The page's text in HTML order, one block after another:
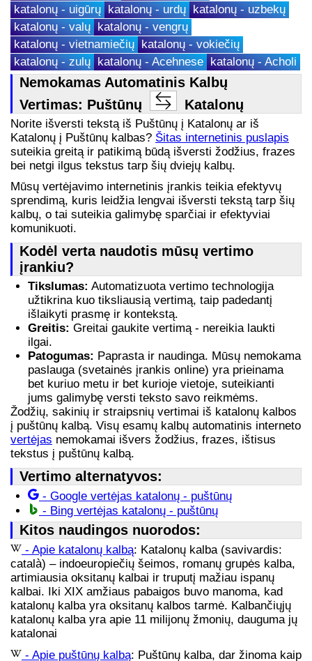
katalonų - uigūrų katalonų - urdų katalonų - uzbekų
katalonų - valų katalonų - vengrų
katalonų - vietnamiečių katalonų - vokiečių
katalonų - zulų katalonų - Acehnese katalonų - Acholi
Nemokamas Automatinis Kalbų
Vertimas: Puštūnų
Katalonų
Norite išversti tekstą iš Puštūnų į Katalonų ar iš
Katalonų į Puštūnų kalbas? Šitas internetinis puslapis
suteikia greitą ir patikimą būdą išversti žodžius, frazes
bei netgi ilgus tekstus tarp šių dviejų kalbų.
Mūsų vertėjavimo internetinis įrankis teikia efektyvų
sprendimą, kuris leidžia lengvai išversti tekstą tarp šių
kalbų, o tai suteikia galimybę sparčiai ir efektyviai
komunikuoti.
Kodėl verta naudotis mūsų vertimo
įrankiu?
Tikslumas: Automatizuota vertimo technologija
užtikrina kuo tiksliausią vertimą, taip padedantį
išlaikyti prasmę ir kontekstą.
Greitis: Greitai gaukite vertimą - nereikia laukti
ilgai.
Patogumas: Paprasta ir naudinga. Mūsų nemokama
paslauga (svetainės įrankis online) yra prieinama
bet kuriuo metu ir bet kurioje vietoje, suteikianti
jums galimybę versti teksto savo reikmėms.
Žodžių, sakinių ir straipsnių vertimai iš katalonų kalbos
į puštūnų kalbą. Visų esamų kalbų automatinis interneto
vertėjas nemokamai išvers žodžius, frazes, ištisus
tekstus į puštūnų kalbą.
Vertimo alternatyvos:
- Google vertėjas katalonų - puštūnų
- Bing vertėjas katalonų - puštūnų
Kitos naudingos nuorodos:
- Apie katalonų kalbą: Katalonų kalba (savivardis:
català) – indoeuropiečių šeimos, romanų grupės kalba,
artimiausia oksitanų kalbai ir truputį mažiau ispanų
kalbai. Iki XIX amžiaus pabaigos buvo manoma, kad
katalonų kalba yra oksitanų kalbos tarmė. Kalbančiųjų
katalonų kalba yra apie 11 milijonų žmonių, dauguma jų
katalonai
- Apie puštūnų kalbą: Puštūnų kalba, dar žinoma kaip